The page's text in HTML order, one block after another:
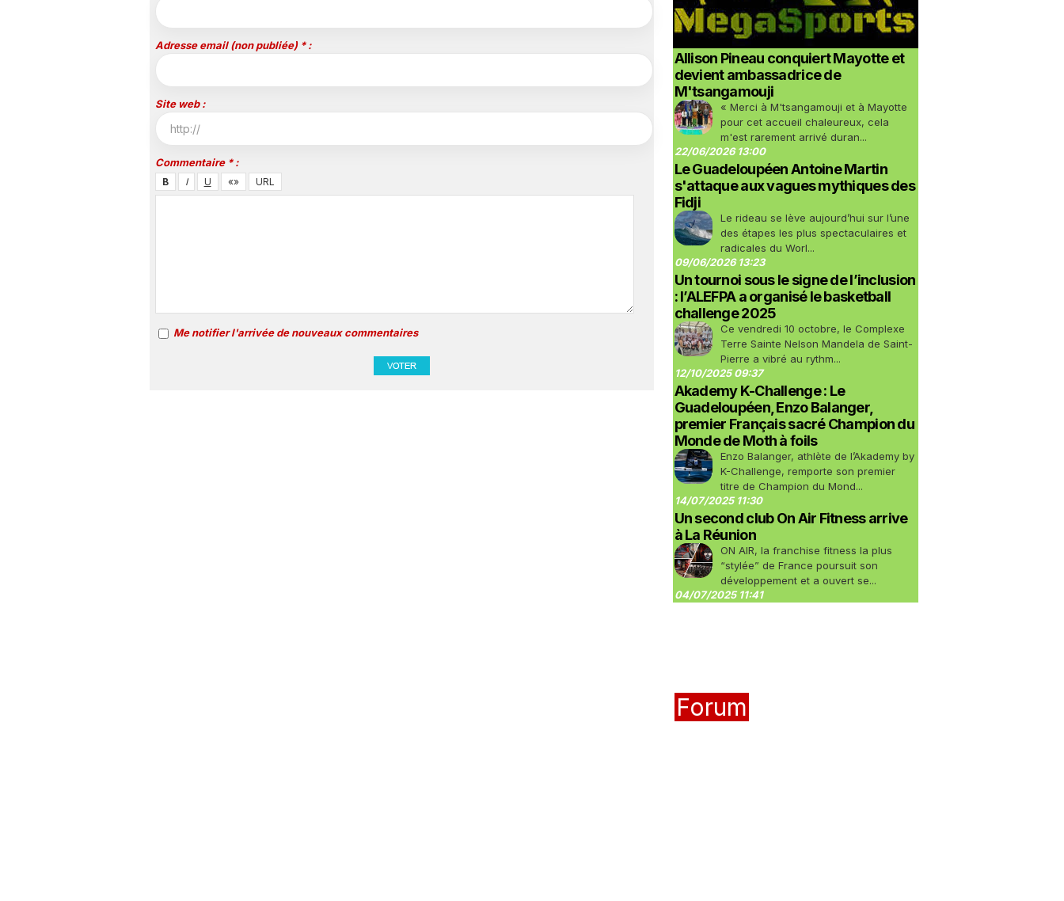
Adresse email (non publiée) * :
Site web :
Commentaire * :
Me notifier l'arrivée de nouveaux commentaires
Allison Pineau conquiert Mayotte et
devient ambassadrice de
M'tsangamouji
« Merci à M'tsangamouji et à Mayotte
pour cet accueil chaleureux, cela
m'est rarement arrivé duran...
22/06/2026 13:00
Le Guadeloupéen Antoine Martin
s'attaque aux vagues mythiques des
Fidji
Le rideau se lève aujourd’hui sur l’une
des étapes les plus spectaculaires et
radicales du Worl...
09/06/2026 13:23
Un tournoi sous le signe de l’inclusion
: l’ALEFPA a organisé le basketball
challenge 2025
Ce vendredi 10 octobre, le Complexe
Terre Sainte Nelson Mandela de Saint-
Pierre a vibré au rythm...
12/10/2025 09:37
Akademy K-Challenge : Le
Guadeloupéen, Enzo Balanger,
premier Français sacré Champion du
Monde de Moth à foils
Enzo Balanger, athlète de l’Akademy by
K-Challenge, remporte son premier
titre de Champion du Mond...
14/07/2025 11:30
Un second club On Air Fitness arrive
à La Réunion
ON AIR, la franchise fitness la plus
“stylée” de France poursuit son
développement et a ouvert se...
04/07/2025 11:41
Forum